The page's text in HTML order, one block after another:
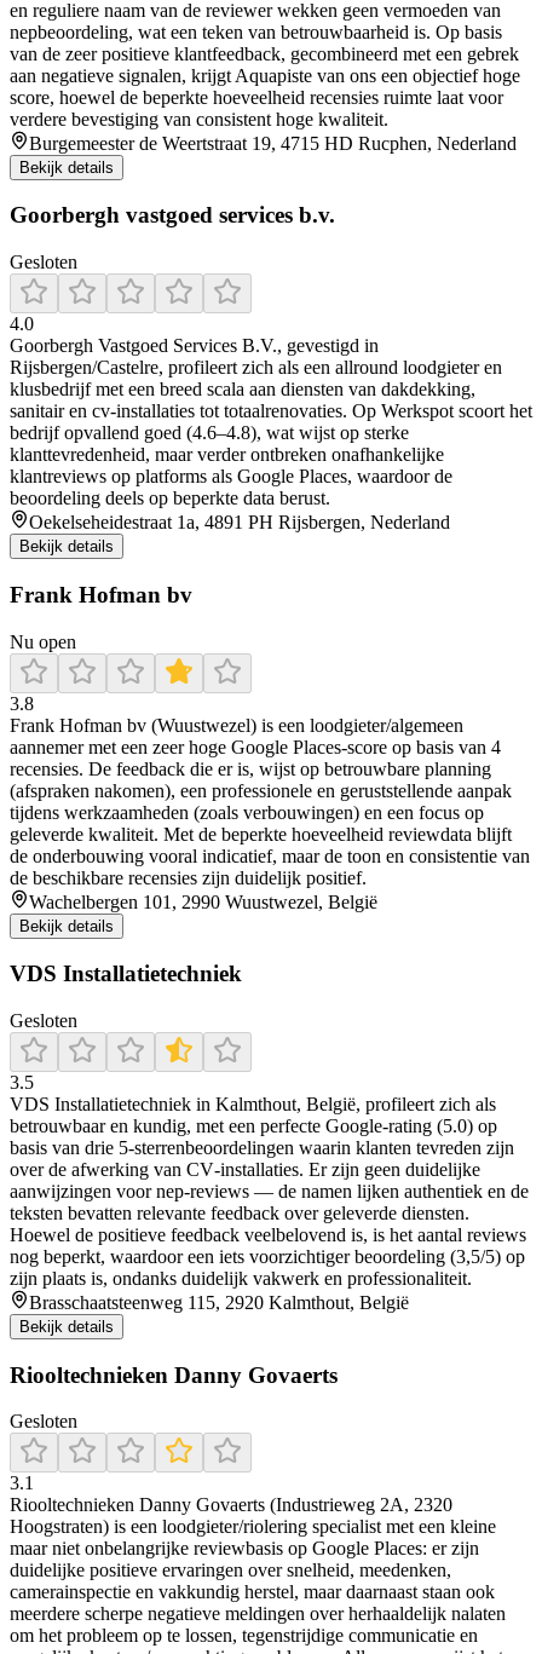
en reguliere naam van de reviewer wekken geen vermoeden van
nepbeoordeling, wat een teken van betrouwbaarheid is. Op basis
van de zeer positieve klantfeedback, gecombineerd met een gebrek
aan negatieve signalen, krijgt Aquapiste van ons een objectief hoge
score, hoewel de beperkte hoeveelheid recensies ruimte laat voor
verdere bevestiging van consistent hoge kwaliteit.
Burgemeester de Weertstraat 19, 4715 HD Rucphen, Nederland
Bekijk details
Goorbergh vastgoed services b.v.
Gesloten
4.0
Goorbergh Vastgoed Services B.V., gevestigd in
Rijsbergen/Castelre, profileert zich als een allround loodgieter en
klusbedrijf met een breed scala aan diensten van dakdekking,
sanitair en cv-installaties tot totaalrenovaties. Op Werkspot scoort het
bedrijf opvallend goed (4.6–4.8), wat wijst op sterke
klanttevredenheid, maar verder ontbreken onafhankelijke
klantreviews op platforms als Google Places, waardoor de
beoordeling deels op beperkte data berust.
Oekelseheidestraat 1a, 4891 PH Rijsbergen, Nederland
Bekijk details
Frank Hofman bv
Nu open
3.8
Frank Hofman bv (Wuustwezel) is een loodgieter/algemeen
aannemer met een zeer hoge Google Places-score op basis van 4
recensies. De feedback die er is, wijst op betrouwbare planning
(afspraken nakomen), een professionele en geruststellende aanpak
tijdens werkzaamheden (zoals verbouwingen) en een focus op
geleverde kwaliteit. Met de beperkte hoeveelheid reviewdata blijft
de onderbouwing vooral indicatief, maar de toon en consistentie van
de beschikbare recensies zijn duidelijk positief.
Wachelbergen 101, 2990 Wuustwezel, België
Bekijk details
VDS Installatietechniek
Gesloten
3.5
VDS Installatietechniek in Kalmthout, België, profileert zich als
betrouwbaar en kundig, met een perfecte Google‑rating (5.0) op
basis van drie 5‑sterrenbeoordelingen waarin klanten tevreden zijn
over de afwerking van CV‑installaties. Er zijn geen duidelijke
aanwijzingen voor nep‑reviews — de namen lijken authentiek en de
teksten bevatten relevante feedback over geleverde diensten.
Hoewel de positieve feedback veelbelovend is, is het aantal reviews
nog beperkt, waardoor een iets voorzichtiger beoordeling (3,5/5) op
zijn plaats is, ondanks duidelijk vakwerk en professionaliteit.
Brasschaatsteenweg 115, 2920 Kalmthout, België
Bekijk details
Riooltechnieken Danny Govaerts
Gesloten
3.1
Riooltechnieken Danny Govaerts (Industrieweg 2A, 2320
Hoogstraten) is een loodgieter/riolering specialist met een kleine
maar niet onbelangrijke reviewbasis op Google Places: er zijn
duidelijke positieve ervaringen over snelheid, meedenken,
camerainspectie en vakkundig herstel, maar daarnaast staan ook
meerdere scherpe negatieve meldingen over herhaaldelijk nalaten
om het probleem op te lossen, tegenstrijdige communicatie en